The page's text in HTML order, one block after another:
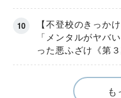
【不登校のきっか
「メンタルがヤバ
った悪ふざけ《第３
も